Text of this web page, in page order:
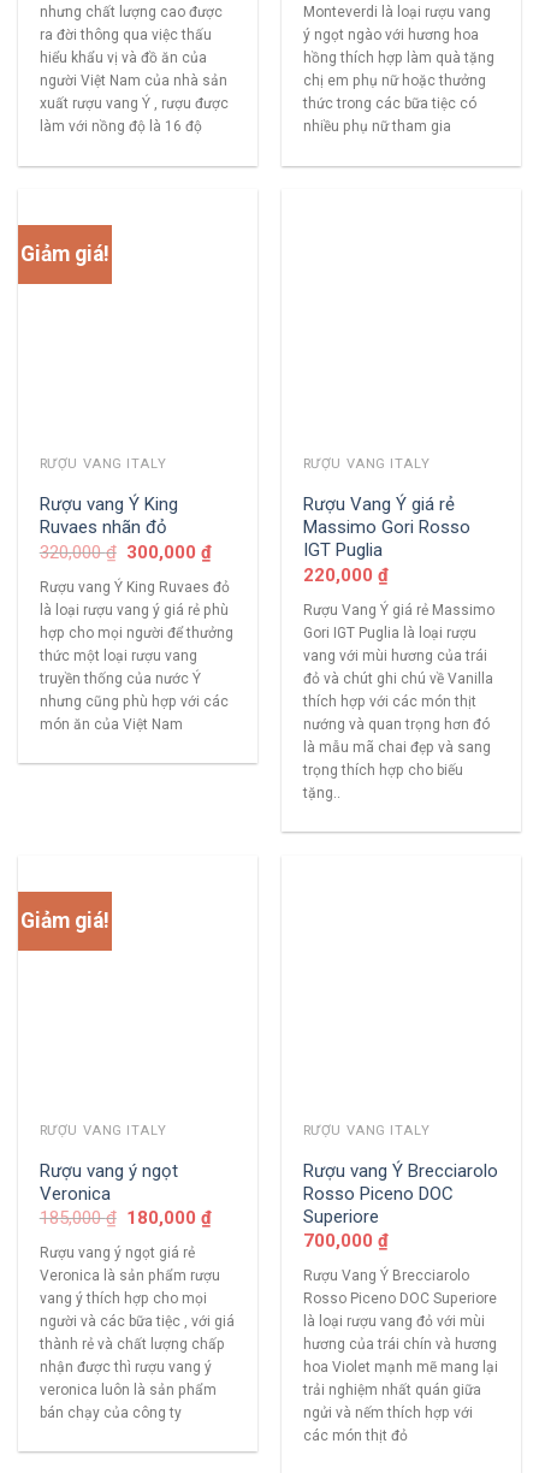
nhưng chất lượng cao được
ra đời thông qua việc thấu
hiểu khẩu vị và đồ ăn của
người Việt Nam của nhà sản
xuất rượu vang Ý , rượu được
làm với nồng độ là 16 độ
Monteverdi là loại rượu vang
ý ngọt ngào với hương hoa
hồng thích hợp làm quà tặng
chị em phụ nữ hoặc thưởng
thức trong các bữa tiệc có
nhiều phụ nữ tham gia
Giảm giá!
RƯỢU VANG ITALY
Rượu vang Ý King
Ruvaes nhãn đỏ
320,000₫ 300,000₫
Rượu vang Ý King Ruvaes đỏ
là loại rượu vang ý giá rẻ phù
hợp cho mọi người để thưởng
thức một loại rượu vang
truyền thống của nước Ý
nhưng cũng phù hợp với các
món ăn của Việt Nam
RƯỢU VANG ITALY
Rượu Vang Ý giá rẻ
Massimo Gori Rosso
IGT Puglia
220,000 ₫
Rượu Vang Ý giá rẻ Massimo
Gori IGT Puglia là loại rượu
vang với mùi hương của trái
đỏ và chút ghi chú về Vanilla
thích hợp với các món thịt
nướng và quan trọng hơn đó
là mẫu mã chai đẹp và sang
trọng thích hợp cho biếu
tặng..
Giảm giá!
RƯỢU VANG ITALY
Rượu vang ý ngọt
Veronica
185,000₫ 180,000₫
Rượu vang ý ngọt giá rẻ
Veronica là sản phẩm rượu
vang ý thích hợp cho mọi
người và các bữa tiệc , với giá
thành rẻ và chất lượng chấp
nhận được thì rượu vang ý
veronica luôn là sản phẩm
bán chạy của công ty
RƯỢU VANG ITALY
Rượu vang Ý Brecciarolo
Rosso Piceno DOC
Superiore
700,000 ₫
Rượu Vang Ý Brecciarolo
Rosso Piceno DOC Superiore
là loại rượu vang đỏ với mùi
hương của trái chín và hương
hoa Violet mạnh mẽ mang lại
trải nghiệm nhất quán giữa
ngửi và nếm thích hợp với
các món thịt đỏ